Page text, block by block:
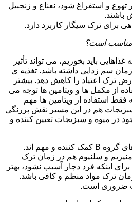
و استفراغ شود، نعناع و زنجبیل
باشند.
برای ترک سیگار کاربرد دارد.
مناسب است؟
باید بخوریم، می تواند تأثیر
سم زدایی داشته باشد. تغذیه ی
ترک اعتیاد را کاهش دهد. بیشتر
از مکمل ها و ویتامین ها توجه می
فقط استفاده از ویتامین ها مهم
هم در این مسیر نقش پررنگی
در میوه و سبزیجات تعیین کننده و
از میان ویتامین ها، ویتامین های گروه B کمک کننده و مهم اند.
و سلنیوم هم در زمان ترک
اینکه فرد دچار آسیب نشود، بهتر
ترک مواد منظم و کافی باشد.
ضروری است.